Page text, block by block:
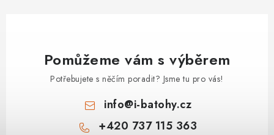
Pomůžeme vám s výběrem
Potřebujete s něčím poradit? Jsme tu pro vás!
info@i-batohy.cz
+420 737 115 363